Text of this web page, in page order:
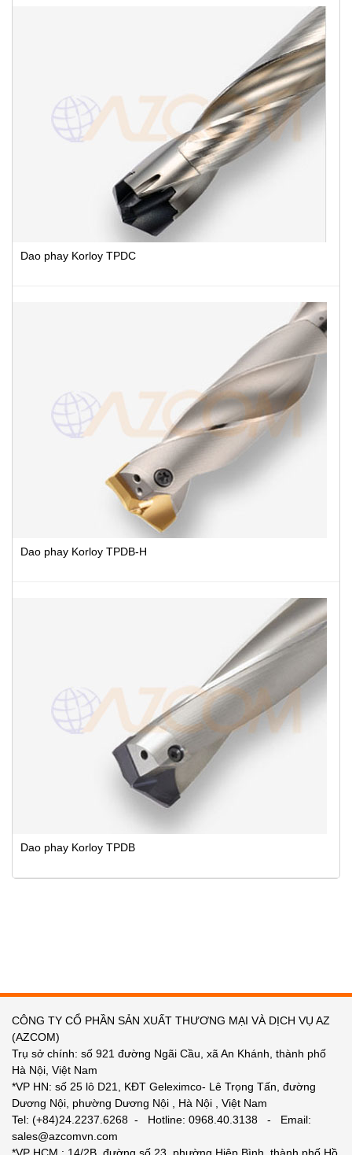
Dao phay Korloy TPDC
Dao phay Korloy TPDB-H
Dao phay Korloy TPDB
CÔNG TY CỔ PHẦN SẢN XUẤT THƯƠNG MẠI VÀ DỊCH VỤ AZ
(AZCOM)
Trụ sở chính: số 921 đường Ngãi Cầu, xã An Khánh, thành phố
Hà Nội, Việt Nam
*VP HN: số 25 lô D21, KĐT Geleximco- Lê Trọng Tấn, đường
Dương Nội, phường Dương Nội , Hà Nội , Việt Nam
Tel: (+84)24.2237.6268 - Hotline: 0968.40.3138 - Email:
sales@azcomvn.com